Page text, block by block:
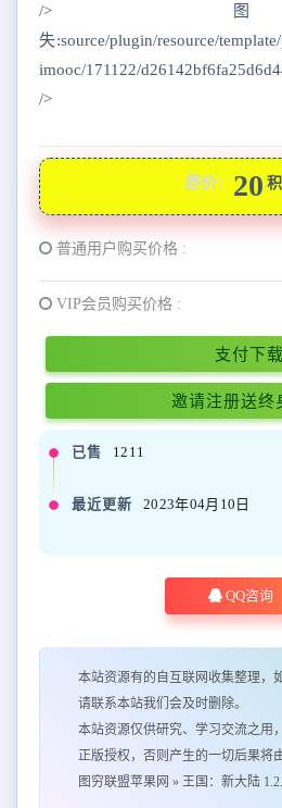
/>
失:source/plugin/resource/
imooc/171122/
/>
原价： 20
普通用户购买价格 :
VIP会员购买价格 :
支付下载
邀请注册送终
已售 1211
最近更新 2023年04月10日
QQ咨询
本站资源有的自互联网收集整理，
请联系本站我们会及时删除。
本站资源仅供研究、学习交流之用
正版授权，否则产生的一切后果将
图穷联盟苹果网 » 王国：新大陆